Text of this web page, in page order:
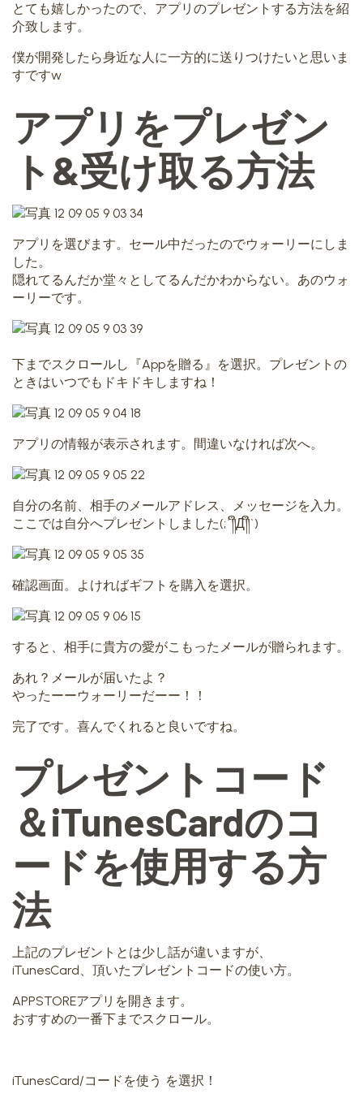
とても嬉しかったので、アプリのプレゼントする方法を紹
介致します。
僕が開発したら身近な人に一方的に送りつけたいと思いま
すですw
アプリをプレゼン
ト&受け取る方法
アプリを選びます。セール中だったのでウォーリーにしま
した。
隠れてるんだか堂々としてるんだかわからない。あのウォ
ーリーです。
下までスクロールし『Appを贈る』を選択。プレゼントの
ときはいつでもドキドキしますね！
アプリの情報が表示されます。間違いなければ次へ。
自分の名前、相手のメールアドレス、メッセージを入力。
ここでは自分へプレゼントしました(;´༎ຶД༎ຶ`)
確認画面。よければギフトを購入を選択。
すると、相手に貴方の愛がこもったメールが贈られます。
あれ？メールが届いたよ？
やったーーウォーリーだーー！！
完了です。喜んでくれると良いですね。
プレゼントコード
＆iTunesCardのコ
ードを使用する方
法
上記のプレゼントとは少し話が違いますが、
iTunesCard、頂いたプレゼントコードの使い方。
APPSTOREアプリを開きます。
おすすめの一番下までスクロール。
iTunesCard/コードを使う を選択！